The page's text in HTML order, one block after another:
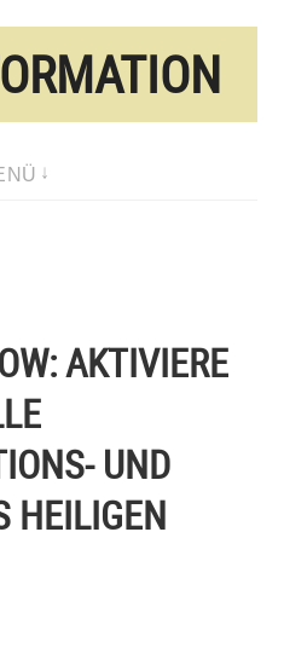
AKTIVIERE
UND
HEILIGEN